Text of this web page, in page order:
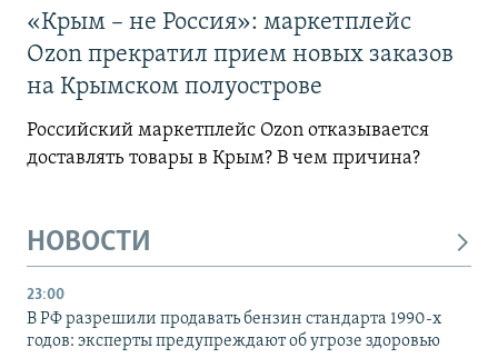
«Крым – не Россия»: маркетплейс
Ozon прекратил прием новых заказов
на Крымском полуострове
Российский маркетплейс Ozon отказывается
доставлять товары в Крым? В чем причина?
НОВОСТИ
23:00
В РФ разрешили продавать бензин стандарта 1990-х
годов: эксперты предупреждают об угрозе здоровью